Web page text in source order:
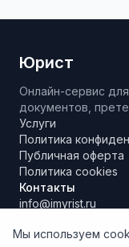
Юрист
Онлайн-сервис
документов,
Услуги
Политика
Публичная оферта
Политика cookies
Контакты
info@imyrist.ru
Мы используем